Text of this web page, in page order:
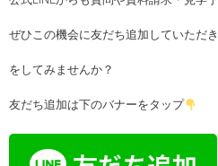
ぜひこの機会に友だち追加していただ
をしてみませんか？
友だち追加は下のバナーをタップ